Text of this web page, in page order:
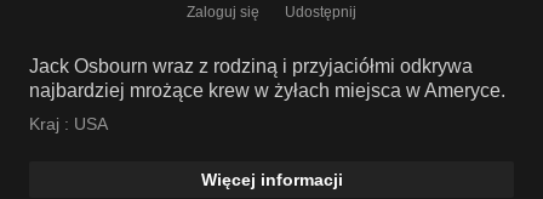
Zaloguj się Udostępnij
Jack Osbourn wraz z rodziną i przyjaciółmi odkrywa
najbardziej mrożące krew w żyłach miejsca w Ameryce.
Kraj : USA
Więcej informacji